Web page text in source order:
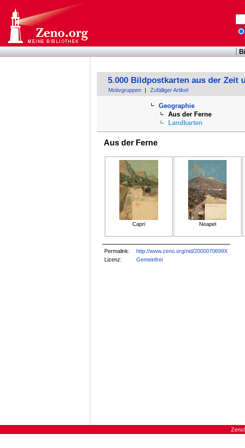
5.000 Bildpostkarten aus der Zeit
Motivgruppen Zufälliger Artikel
Geographie
Aus der Ferne
Landkarten
Aus der Ferne
Capri Neapel
Permalink:
http://www.zeno.org/nid/2000070699X
Lizenz:
Gemeinfrei